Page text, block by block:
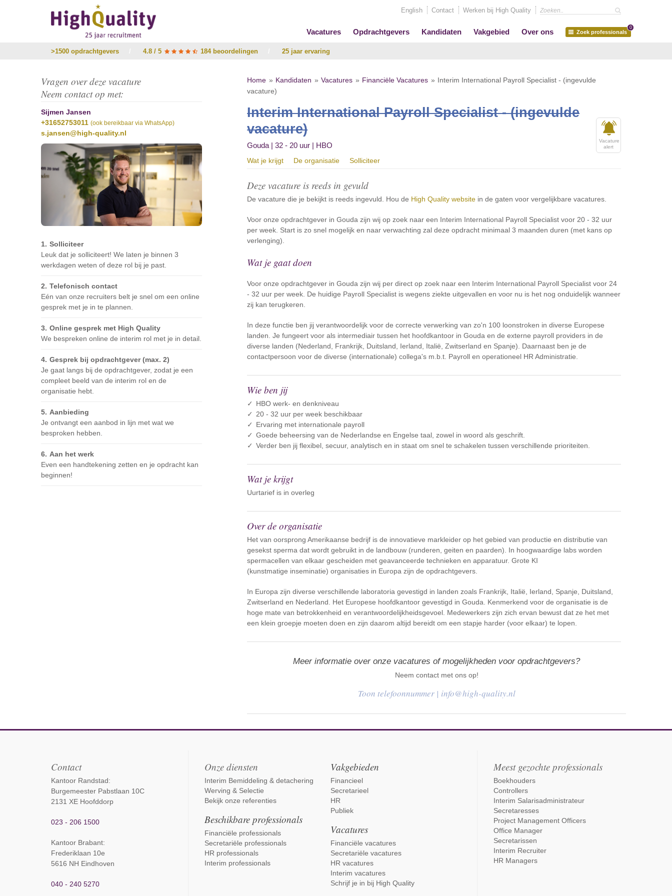
English Contact Werken bij High Quality
Vacatures Opdrachtgevers Kandidaten Vakgebied Over ons Zoek professionals
0
>1500 opdrachtgevers 4.8 / 5 184 beoordelingen 25 jaar ervaring
Vragen over deze vacature
Neem contact op met:
Sijmen Jansen
+31652753011 (ook bereikbaar via WhatsApp)
s.jansen@high-quality.nl
Solliciteer
Leuk dat je solliciteert! We laten je binnen 3
werkdagen weten of deze rol bij je past.
Telefonisch contact
Eén van onze recruiters belt je snel om een online
gesprek met je in te plannen.
Online gesprek met High Quality
We bespreken online de interim rol met je in detail.
Gesprek bij opdrachtgever (max. 2)
Je gaat langs bij de opdrachtgever, zodat je een
compleet beeld van de interim rol en de
organisatie hebt.
Aanbieding
Je ontvangt een aanbod in lijn met wat we
besproken hebben.
Aan het werk
Even een handtekening zetten en je opdracht kan
beginnen!
Home Kandidaten Vacatures Financiële Vacatures
Interim International Payroll Specialist - (ingevulde
vacature)
Interim International Payroll Specialist - (ingevulde
vacature)
Vacature
alert
Gouda | 32 - 20 uur | HBO
Wat je krijgt De organisatie Solliciteer
Deze vacature is reeds in gevuld
De vacature die je bekijkt is reeds ingevuld. Hou de High Quality website in de gaten voor vergelijkbare vacatures.
Voor onze opdrachtgever in Gouda zijn wij op zoek naar een Interim International Payroll Specialist voor 20 - 32 uur
per week. Start is zo snel mogelijk en naar verwachting zal deze opdracht minimaal 3 maanden duren (met kans op
verlenging).
Wat je gaat doen
Voor onze opdrachtgever in Gouda zijn wij per direct op zoek naar een Interim International Payroll Specialist voor 24
- 32 uur per week. De huidige Payroll Specialist is wegens ziekte uitgevallen en voor nu is het nog onduidelijk wanneer
zij kan terugkeren.
In deze functie ben jij verantwoordelijk voor de correcte verwerking van zo'n 100 loonstroken in diverse Europese
landen. Je fungeert voor als intermediair tussen het hoofdkantoor in Gouda en de externe payroll providers in de
diverse landen (Nederland, Frankrijk, Duitsland, Ierland, Italië, Zwitserland en Spanje). Daarnaast ben je de
contactpersoon voor de diverse (internationale) collega's m.b.t. Payroll en operationeel HR Administratie.
Wie ben jij
HBO werk- en denkniveau
20 - 32 uur per week beschikbaar
Ervaring met internationale payroll
Goede beheersing van de Nederlandse en Engelse taal, zowel in woord als geschrift.
Verder ben jij flexibel, secuur, analytisch en in staat om snel te schakelen tussen verschillende prioriteiten.
Wat je krijgt
Uurtarief is in overleg
Over de organisatie
Het van oorsprong Amerikaanse bedrijf is de innovatieve markleider op het gebied van productie en distributie van
gesekst sperma dat wordt gebruikt in de landbouw (runderen, geiten en paarden). In hoogwaardige labs worden
spermacellen van elkaar gescheiden met geavanceerde technieken en apparatuur. Grote KI
(kunstmatige inseminatie) organisaties in Europa zijn de opdrachtgevers.
In Europa zijn diverse verschillende laboratoria gevestigd in landen zoals Frankrijk, Italië, Ierland, Spanje, Duitsland,
Zwitserland en Nederland. Het Europese hoofdkantoor gevestigd in Gouda. Kenmerkend voor de organisatie is de
hoge mate van betrokkenheid en verantwoordelijkheidsgevoel. Medewerkers zijn zich ervan bewust dat ze het met
een klein groepje moeten doen en zijn daarom altijd bereidt om een stapje harder (voor elkaar) te lopen.
Meer informatie over onze vacatures of mogelijkheden voor opdrachtgevers?
Neem contact met ons op!
| info@high-quality.nl
Contact
Kantoor Randstad:
Burgemeester Pabstlaan 10C
2131 XE Hoofddorp
023 - 206 1500
Kantoor Brabant:
Frederiklaan 10e
5616 NH Eindhoven
040 - 240 5270
Onze diensten
Interim Bemiddeling & detachering
Werving & Selectie
Bekijk onze referenties
Beschikbare professionals
Financiële professionals
Secretariële professionals
HR professionals
Interim professionals
Vakgebieden
Financieel
Secretarieel
HR
Publiek
Vacatures
Financiële vacatures
Secretariële vacatures
HR vacatures
Interim vacatures
Schrijf je in bij High Quality
Meest gezochte professionals
Boekhouders
Controllers
Interim Salarisadministrateur
Secretaresses
Project Management Officers
Office Manager
Secretarissen
Interim Recruiter
HR Managers